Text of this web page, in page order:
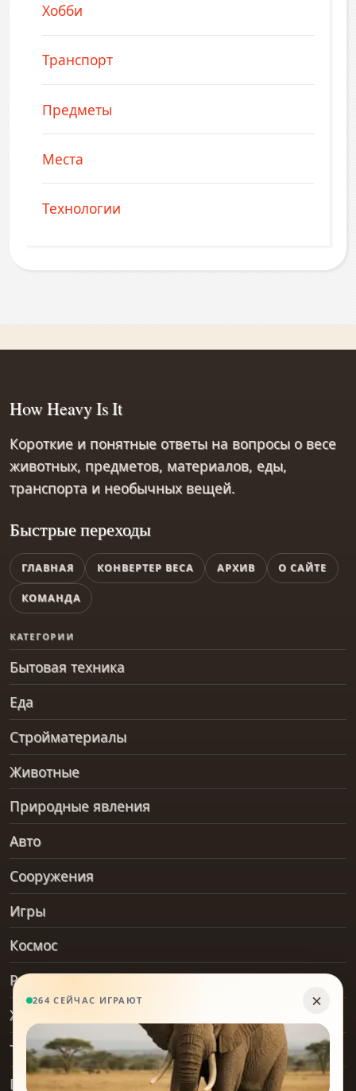
Хобби
Транспорт
Предметы
Места
Технологии
Быстрые переходы
ГЛАВНАЯ КОНВЕРТЕР ВЕСА АРХИВ О САЙТЕ
КОМАНДА
КАТЕГОРИИ
Бытовая техника
Еда
Стройматериалы
Животные
Природные явления
Авто
Сооружения
Игры
Космос
Рельеф и геология
Хобби
Транспорт
Предметы
How Heavy Is It
Короткие и понятные ответы на вопросы о весе
животных, предметов, материалов, еды,
транспорта и необычных вещей.